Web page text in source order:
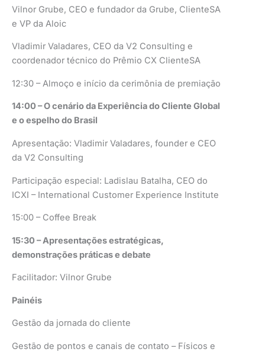
Vilnor Grube, CEO e fundador da Grube, ClienteSA
e VP da Aloic
Vladimir Valadares, CEO da V2 Consulting e
coordenador técnico do Prêmio CX ClienteSA
12:30 – Almoço e início da cerimônia de premiação
14:00 – O cenário da Experiência do Cliente Global
e o espelho do Brasil
Apresentação: Vladimir Valadares, founder e CEO
da V2 Consulting
Participação especial: Ladislau Batalha, CEO do
ICXI – International Customer Experience Institute
15:00 – Coffee Break
15:30 – Apresentações estratégicas,
demonstrações práticas e debate
Facilitador: Vilnor Grube
Painéis
Gestão da jornada do cliente
Gestão de pontos e canais de contato – Físicos e